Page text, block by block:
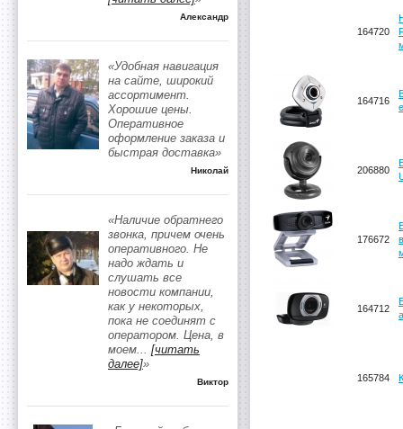
164720
164716
206880
176672
164712
165784
Александр
«Удобная навигация
на сайте, широкий
ассортимент.
Хорошие цены.
Оперативное
оформление заказа и
быстрая доставка»
Николай
«Наличие обратнего
звонка, причем очень
оперативного. Не
надо ждать и
слушать все
новости компании,
как у некоторых,
пока не соединят с
оператором. Цена, в
моем... [читать
далее]»
Виктор